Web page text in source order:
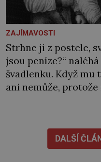
ZAJÍMAVOSTI
Strhne ji z postele,
jsou peníze?“
švadlenku. Když
ani nemůže, protože
nebývale krutý.
dlouho po jeho
DALŠÍ